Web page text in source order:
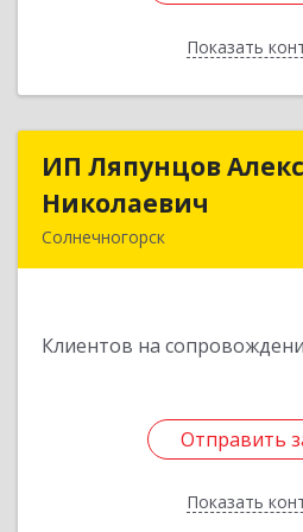
ПоказатьНазад
ИП Ляпунцов
Николаевич
Солнечногорск
Клиентов на
Отправить
Показать
ИП
Отправить
Назад